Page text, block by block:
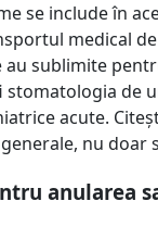
se include în
medical
au sublimite
de
acute.
nu doar
anularea